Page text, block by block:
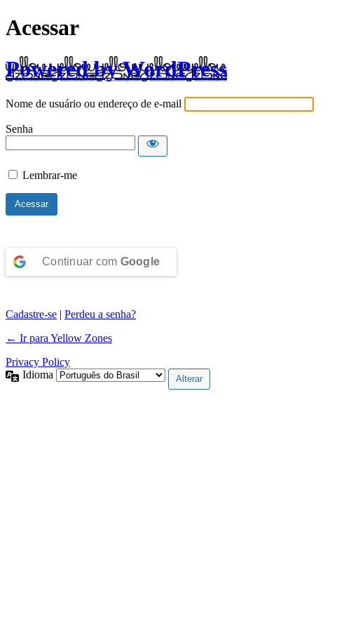
Acessar
Powered by WordPress
Nome de usuário ou endereço de e-mail
Senha
Lembrar-me
Continuar com Google
Cadastre-se | Perdeu a senha?
← Ir para Yellow Zones
Privacy Policy
Idioma